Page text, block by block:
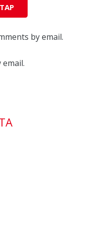
by email.